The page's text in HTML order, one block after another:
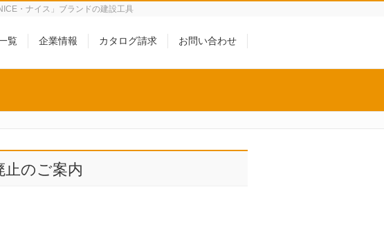
・ナイス」ブランドの建設工具
覧 企業情報 カタログ請求 お問い合わせ
のご案内